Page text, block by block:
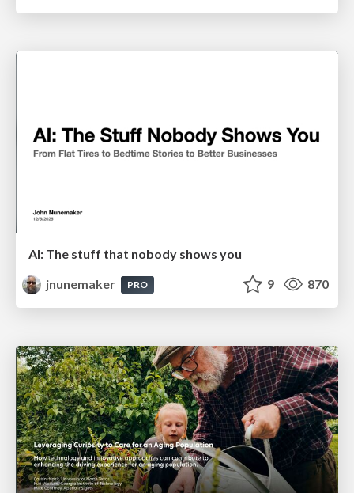
AI: The stuff that nobody shows you
jnunemaker
PRO 9 870